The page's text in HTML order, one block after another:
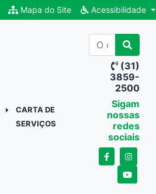
Mapa do Site Acessibilidade
CARTA DE
SERVIÇOS
(31)
3859-
2500
Sigam
nossas
redes
sociais